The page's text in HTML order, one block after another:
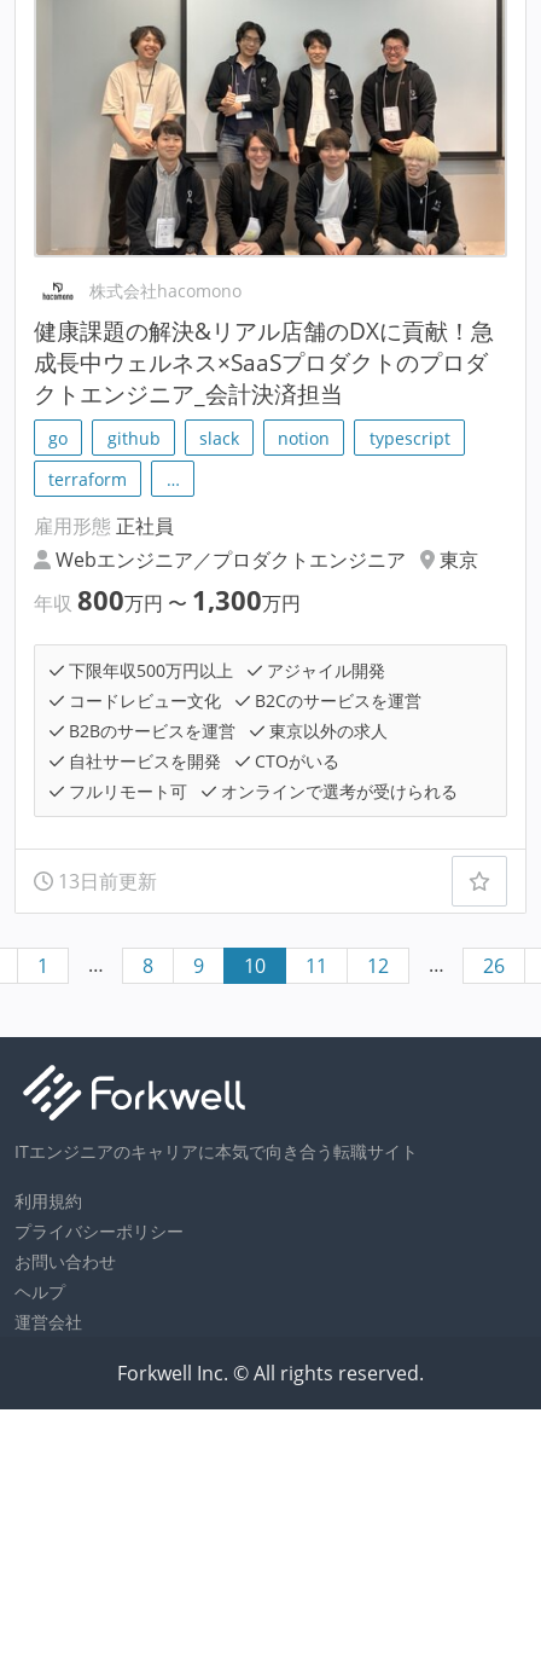
株式会社hacomono
健康課題の解決&リアル店舗のDXに貢献！急
成長中ウェルネス×SaaSプロダクトのプロダ
クトエンジニア_会計決済担当
go github slack notion
typescript
terraform
…
雇用形態 正社員
Webエンジニア／プロダクトエンジニア
東京
年収 800万円 〜 1,300万円
下限年収500万円以上
アジャイル開発
コードレビュー文化
B2Cのサービスを運営
B2Bのサービスを運営
東京以外の求人
自社サービスを開発
CTOがいる
フルリモート可
オンラインで選考が受けられる
13日前更新
1 … 8 9 10 11 12 … 26
ITエンジニアのキャリアに本気で向き合う転職サイト
利用規約
プライバシーポリシー
お問い合わせ
ヘルプ
運営会社
Forkwell Inc. © All rights reserved.